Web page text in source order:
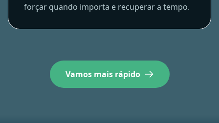
forçar quando importa e recuperar a tempo.
Vamos mais rápido